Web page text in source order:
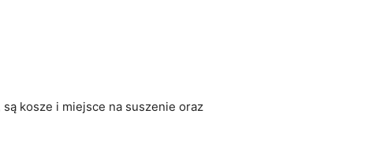
kosze i miejsce na suszenie oraz